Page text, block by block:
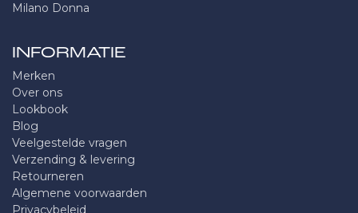
Milano Donna
INFORMATIE
Merken
Over ons
Lookbook
Blog
Veelgestelde vragen
Verzending & levering
Retourneren
Algemene voorwaarden
Privacybeleid